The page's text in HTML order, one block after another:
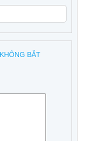
BẮT